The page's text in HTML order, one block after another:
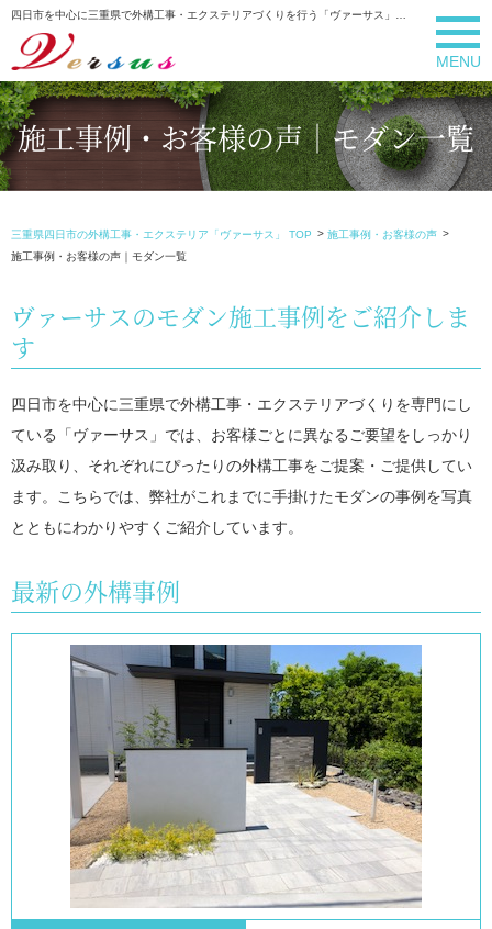
MENU
施工事例・お客様の声｜モダン一覧
三重県四日市の外構工事・エクステリア「ヴァーサス」 TOP
施工事例・お客様の声
施工事例・お客様の声｜モダン一覧
ヴァーサスのモダン施工事例をご紹介しま
す
四日市を中心に三重県で外構工事・エクステリアづくりを専門にし
ている「ヴァーサス」では、お客様ごとに異なるご要望をしっかり
汲み取り、それぞれにぴったりの外構工事をご提案・ご提供してい
ます。こちらでは、弊社がこれまでに手掛けたモダンの事例を写真
とともにわかりやすくご紹介しています。
最新の外構事例